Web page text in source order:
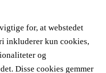
for, at webstedet
inkluderer kun cookies,
og
Disse cookies gemmer